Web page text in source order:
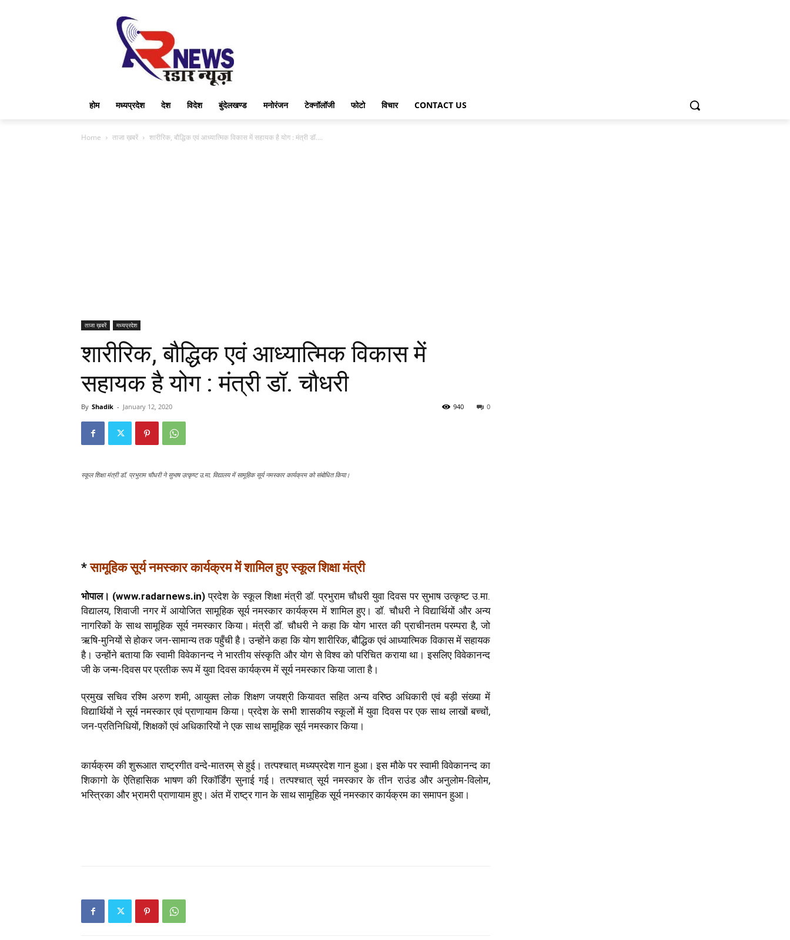
होम मध्यप्रदेश देश विदेश बुंदेलखण्ड मनोरंजन टेक्नॉलॉजी फोटो विचार CONTACT US
Home ताजा ख़बरें शारीरिक, बौद्धिक एवं आध्यात्मिक विकास में सहायक है योग : मंत्री डॉ....
ताजा ख़बरें मध्यप्रदेश
शारीरिक, बौद्धिक एवं आध्यात्मिक विकास में
सहायक है योग : मंत्री डॉ. चौधरी
By Shadik - January 12, 2020 0
940
स्कूल शिक्षा मंत्री डॉ. प्रभुराम चौधरी ने सुभाष उत्कृष्ट उ.मा. विद्यालय में सामूहिक सूर्य नमस्कार कार्यक्रम को संबोधित किया।
*सामूहिक सूर्य नमस्कार कार्यक्रम में शामिल हुए स्कूल शिक्षा मंत्री
भोपाल। (www.radarnews.in) प्रदेश के स्कूल शिक्षा मंत्री डॉ. प्रभुराम चौधरी युवा दिवस पर सुभाष उत्कृष्ट उ.मा.
विद्यालय, शिवाजी नगर में आयोजित सामूहिक सूर्य नमस्कार कार्यक्रम में शामिल हुए। डॉ. चौधरी ने विद्यार्थियों और अन्य
नागरिकों के साथ सामूहिक सूर्य नमस्कार किया। मंत्री डॉ. चौधरी ने कहा कि योग भारत की प्राचीनतम परम्परा है, जो
ऋषि-मुनियों से होकर जन-सामान्य तक पहुँची है। उन्होंने कहा कि योग शारीरिक, बौद्धिक एवं आध्यात्मिक विकास में सहायक
है। उन्होंने बताया कि स्वामी विवेकानन्द ने भारतीय संस्कृति और योग से विश्व को परिचित कराया था। इसलिए विवेकानन्द
जी के जन्म-दिवस पर प्रतीक रूप में युवा दिवस कार्यक्रम में सूर्य नमस्कार किया जाता है।
प्रमुख सचिव रश्मि अरुण शमी, आयुक्त लोक शिक्षण जयश्री कियावत सहित अन्य वरिष्ठ अधिकारी एवं बड़ी संख्या में
विद्यार्थियों ने सूर्य नमस्कार एवं प्राणायाम किया। प्रदेश के सभी शासकीय स्कूलों में युवा दिवस पर एक साथ लाखों बच्चों,
जन-प्रतिनिधियों, शिक्षकों एवं अधिकारियों ने एक साथ सामूहिक सूर्य नमस्कार किया।
कार्यक्रम की शुरूआत राष्ट्रगीत वन्दे-मातरम् से हुई। तत्पश्चात् मध्यप्रदेश गान हुआ। इस मौके पर स्वामी विवेकानन्द का
शिकागो के ऐतिहासिक भाषण की रिकॉर्डिंग सुनाई गई। तत्पश्चात् सूर्य नमस्कार के तीन राउंड और अनुलोम-विलोम,
भस्त्रिका और भ्रामरी प्राणायाम हुए। अंत में राष्ट्र गान के साथ सामूहिक सूर्य नमस्कार कार्यक्रम का समापन हुआ।